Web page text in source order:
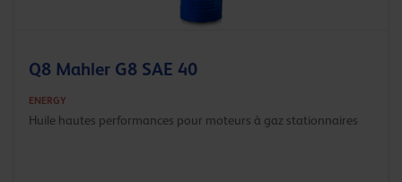
Q8 Mahler G8 SAE 40
ENERGY
Huile hautes performances pour moteurs à gaz stationnaires